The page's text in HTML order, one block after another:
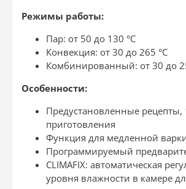
Режимы работы:
Пар: от 50 до 130 °С
Конвекция: от 30 до 265 °С
Комбинированный: от 30 до
Особенности:
Предустановленные рецепты,
приготовления
Функция для медленной
Программируемый
CLIMAFIX: автоматическая
уровня влажности в камере